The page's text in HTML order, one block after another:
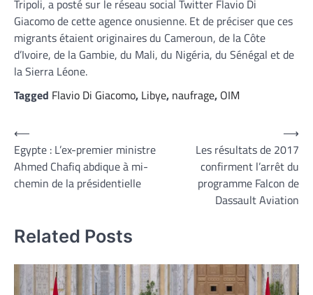
Tripoli, a posté sur le réseau social Twitter Flavio Di
Giacomo de cette agence onusienne. Et de préciser que ces
migrants étaient originaires du Cameroun, de la Côte
d’Ivoire, de la Gambie, du Mali, du Nigéria, du Sénégal et de
la Sierra Léone.
Tagged Flavio Di Giacomo, Libye, naufrage, OIM
Navigation
de
l’article
⟵
Egypte : L’ex-premier ministre
Ahmed Chafiq abdique à mi-
chemin de la présidentielle
Les résultats de 2017
confirment l’arrêt du
programme Falcon de
Dassault Aviation
⟶
Related Posts